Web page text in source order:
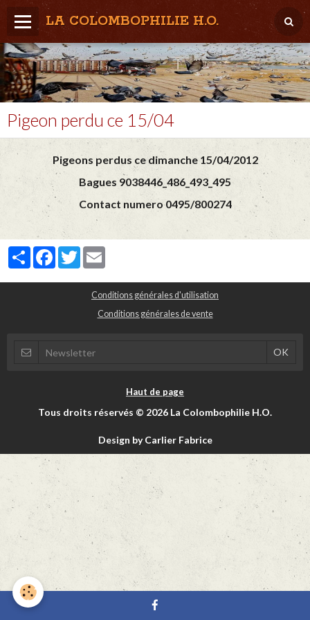
LA COLOMBOPHILIE H.O.
Home
Météo / Het weer
Lâcher / Los
Result. clubs, Provincial, (Inter)National
RFCB / KBDB
Pigeon perdu ce 15/04
Pigeons perdus ce dimanche 15/04/2012
Bagues 9038446_486_493_495
Contact numero 0495/800274
PartagerFacebook
Twitter
Conditions générales d'utilisation
Conditions générales de vente
Haut de page
Tous droits réservés © 2026 La Colombophilie H.O.
Design by Carlier Fabrice